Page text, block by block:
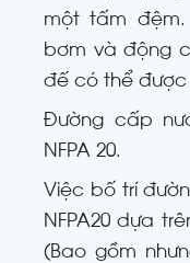
một tấm
bơm và động
đế có thể
Đường cấp
NFPA 20.
Việc bố trí
NFPA20 dựa
(Bao gồm